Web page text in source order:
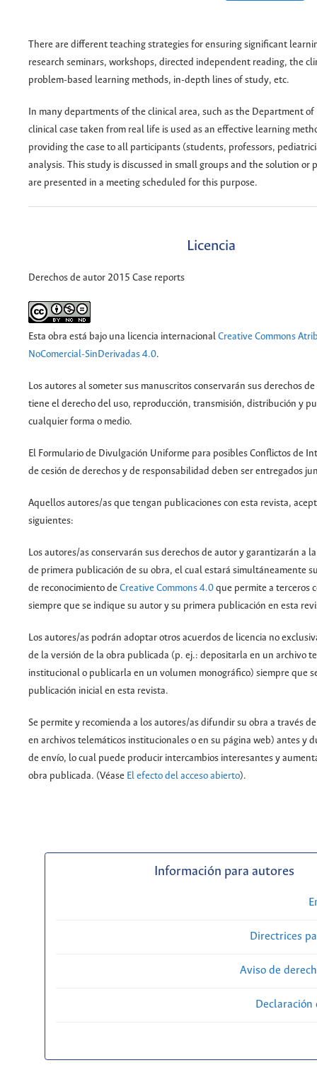
There are different teaching strategies for ensuring significant
research seminars, workshops, directed independent reading, the
problem-based learning methods, in-depth lines of study, etc.
In many departments of the clinical area, such as the Department of
clinical case taken from real life is used as an effective learning
providing the case to all participants (students, professors,
analysis. This study is discussed in small groups and the solution or
are presented in a meeting scheduled for this purpose.
Licencia
Derechos de autor 2015 Case reports
Esta obra está bajo una licencia internacional Creative Commons
NoComercial-SinDerivadas 4.0.
Los autores al someter sus manuscritos conservarán sus derechos
tiene el derecho del uso, reproducción, transmisión, distribución y
cualquier forma o medio.
El Formulario de Divulgación Uniforme para posibles Conflictos de
de cesión de derechos y de responsabilidad deben ser entregados
Aquellos autores/as que tengan publicaciones con esta revista,
siguientes:
Los autores/as conservarán sus derechos de autor y garantizarán a
de primera publicación de su obra, el cual estará simultáneamente
de reconocimiento de Creative Commons 4.0 que permite a terceros
siempre que se indique su autor y su primera publicación en esta
Los autores/as podrán adoptar otros acuerdos de licencia no
de la versión de la obra publicada (p. ej.: depositarla en un archivo
institucional o publicarla en un volumen monográfico) siempre que
publicación inicial en esta revista.
Se permite y recomienda a los autores/as difundir su obra a través
en archivos telemáticos institucionales o en su página web) antes y
de envío, lo cual puede producir intercambios interesantes y
obra publicada. (Véase El efecto del acceso abierto).
Información para autores
Directrices
Aviso de